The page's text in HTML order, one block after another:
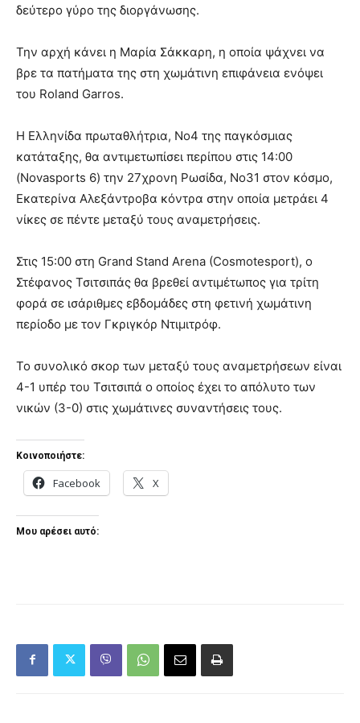
δεύτερο γύρο της διοργάνωσης.
Την αρχή κάνει η Μαρία Σάκκαρη, η οποία ψάχνει να
βρε τα πατήματα της στη χωμάτινη επιφάνεια ενόψει
του Roland Garros.
Η Ελληνίδα πρωταθλήτρια, Νο4 της παγκόσμιας
κατάταξης, θα αντιμετωπίσει περίπου στις 14:00
(Novasports 6) την 27χρονη Ρωσίδα, Νο31 στον κόσμο,
Εκατερίνα Αλεξάντροβα κόντρα στην οποία μετράει 4
νίκες σε πέντε μεταξύ τους αναμετρήσεις.
Στις 15:00 στη Grand Stand Arena (Cosmotesport), ο
Στέφανος Τσιτσιπάς θα βρεθεί αντιμέτωπος για τρίτη
φορά σε ισάριθμες εβδομάδες στη φετινή χωμάτινη
περίοδο με τον Γκριγκόρ Ντιμιτρόφ.
Το συνολικό σκορ των μεταξύ τους αναμετρήσεων είναι
4-1 υπέρ του Τσιτσιπά ο οποίος έχει το απόλυτο των
νικών (3-0) στις χωμάτινες συναντήσεις τους.
Κοινοποιήστε:
Facebook X
Μου αρέσει αυτό: